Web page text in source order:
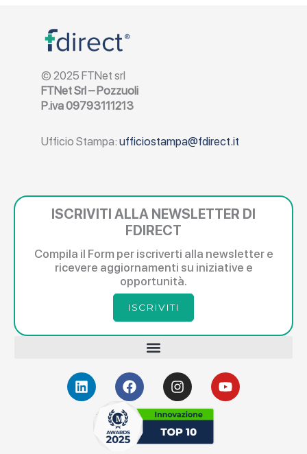
© 2025 FTNet srl
FTNet Srl – Pozzuoli
P.iva 09793111213
Ufficio Stampa: ufficiostampa@fdirect.it
ISCRIVITI ALLA NEWSLETTER DI
FDIRECT
Compila il Form per iscriverti alla newsletter e
ricevere aggiornamenti su iniziative e
opportunità.
ISCRIVITI
L
i
n
F
a
c
b
o
I
n
s
t
a
g
Y
o
u